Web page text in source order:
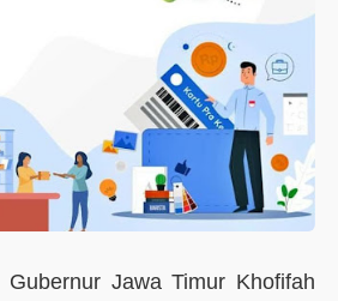
Gubernur Jawa Timur Khofifah